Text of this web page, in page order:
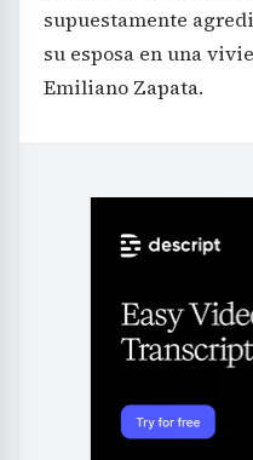
supuestamente
su esposa en una
Emiliano Zapata.